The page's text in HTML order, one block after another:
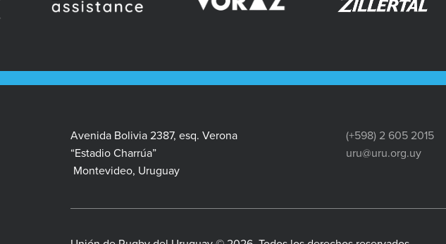
Avenida Bolivia 2387, esq. Verona
“Estadio Charrúa”
Montevideo, Uruguay
(+598) 2 605 2015
uru@uru.org.uy